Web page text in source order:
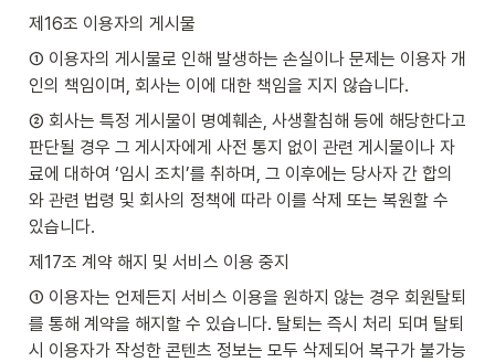
제16조 이용자의 게시물
① 이용자의 게시물로 인해 발생하는 손실이나 문제는 이용자 개
인의 책임이며, 회사는 이에 대한 책임을 지지 않습니다.
② 회사는 특정 게시물이 명예훼손, 사생활침해 등에 해당한다고
판단될 경우 그 게시자에게 사전 통지 없이 관련 게시물이나 자
료에 대하여 ‘임시 조치’를 취하며, 그 이후에는 당사자 간 합의
와 관련 법령 및 회사의 정책에 따라 이를 삭제 또는 복원할 수
있습니다.
제17조 계약 해지 및 서비스 이용 중지
① 이용자는 언제든지 서비스 이용을 원하지 않는 경우 회원탈퇴
를 통해 계약을 해지할 수 있습니다. 탈퇴는 즉시 처리 되며 탈퇴
시 이용자가 작성한 콘텐츠 정보는 모두 삭제되어 복구가 불가능